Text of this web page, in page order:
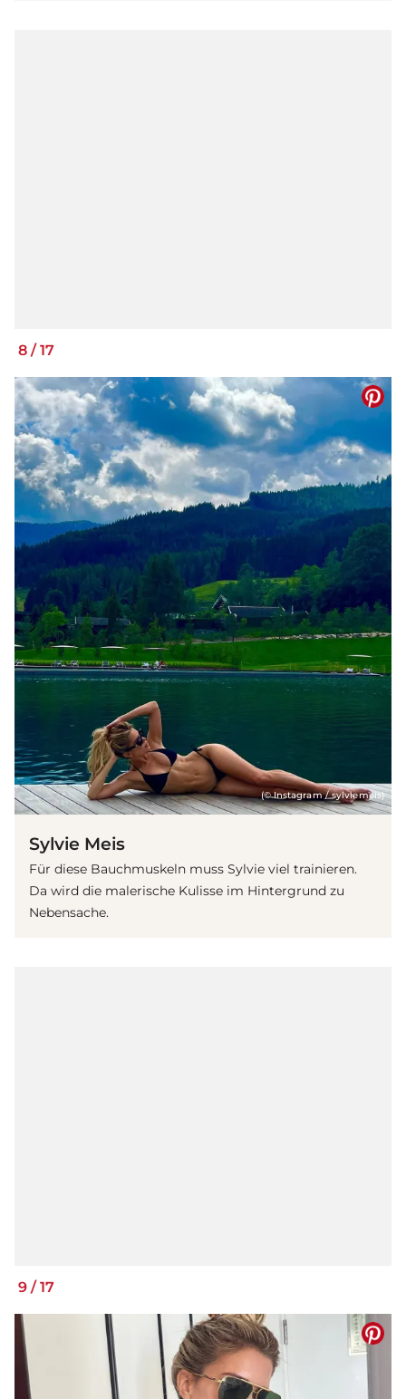
8 /17
(© Instagram / sylviemeis)
Sylvie Meis
Für diese Bauchmuskeln muss Sylvie viel trainieren.
Da wird die malerische Kulisse im Hintergrund zu
Nebensache.
9 /17